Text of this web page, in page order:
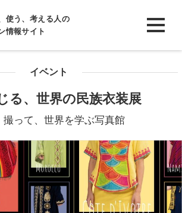
使う、考える人の
情報サイト
イベント
る、世界の民族衣装展
撮って、世界を学ぶ写真館